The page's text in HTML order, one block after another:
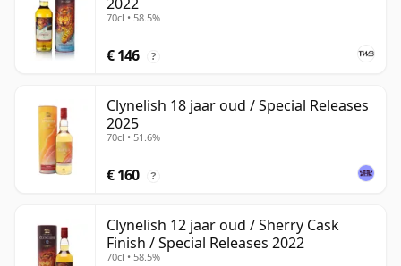
70cl • 58.5%
€ 146 ?
Clynelish 18 jaar oud / Special Releases
2025
70cl • 51.6%
€ 160 ?
Clynelish 12 jaar oud / Sherry Cask
Finish / Special Releases 2022
70cl • 58.5%